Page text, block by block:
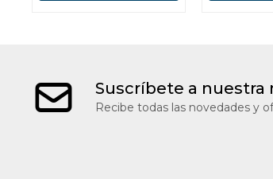
Suscríbete a
Recibe todas las novedades y